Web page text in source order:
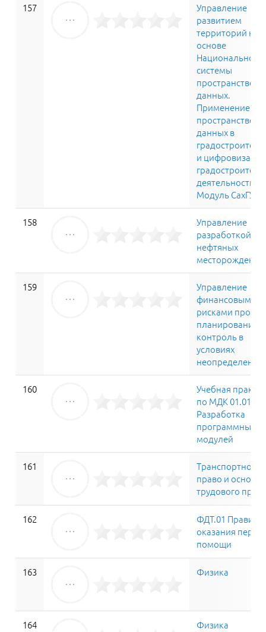
157
Управление
развитием
территорий на
основе
Национальной
системы
данных.
Применение
данных в
и цифровизация
деятельности.
Модуль СахГУ
158
Управление
разработкой
нефтяных
месторождений
159
Управление
финансовыми
рисками
планирование и
контроль в
условиях
160
Учебная
по МДК 01.01
Разработка
программных
модулей
161
Транспортное
право и основы
трудового права
162
ФДТ.01 Правила
оказания
помощи
163 Физика
164
Физика